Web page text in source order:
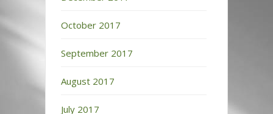
October 2017
September 2017
August 2017
July 2017